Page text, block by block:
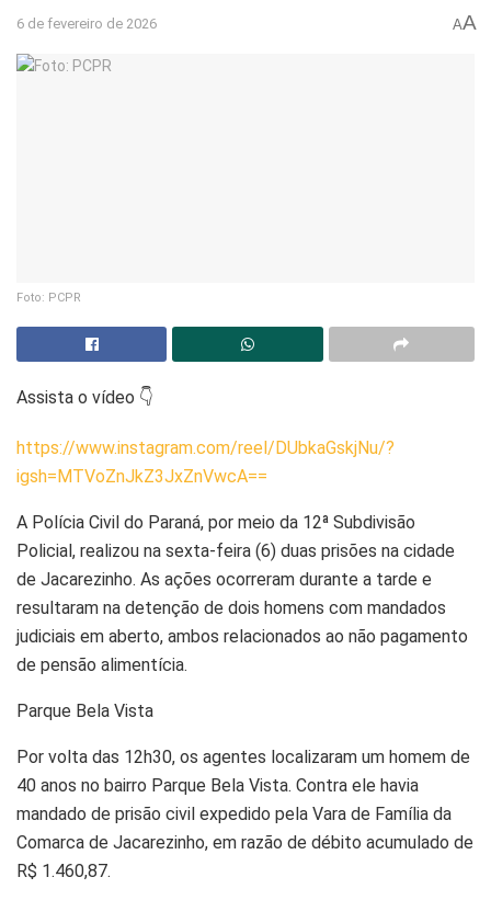
6 de fevereiro de 2026 AA
Foto: PCPR
Assista o vídeo 👇
https://www.instagram.com/reel/DUbkaGskjNu/?
igsh=MTVoZnJkZ3JxZnVwcA==
A Polícia Civil do Paraná, por meio da 12ª Subdivisão
Policial, realizou na sexta-feira (6) duas prisões na cidade
de Jacarezinho. As ações ocorreram durante a tarde e
resultaram na detenção de dois homens com mandados
judiciais em aberto, ambos relacionados ao não pagamento
de pensão alimentícia.
Parque Bela Vista
Por volta das 12h30, os agentes localizaram um homem de
40 anos no bairro Parque Bela Vista. Contra ele havia
mandado de prisão civil expedido pela Vara de Família da
Comarca de Jacarezinho, em razão de débito acumulado de
R$ 1.460,87.